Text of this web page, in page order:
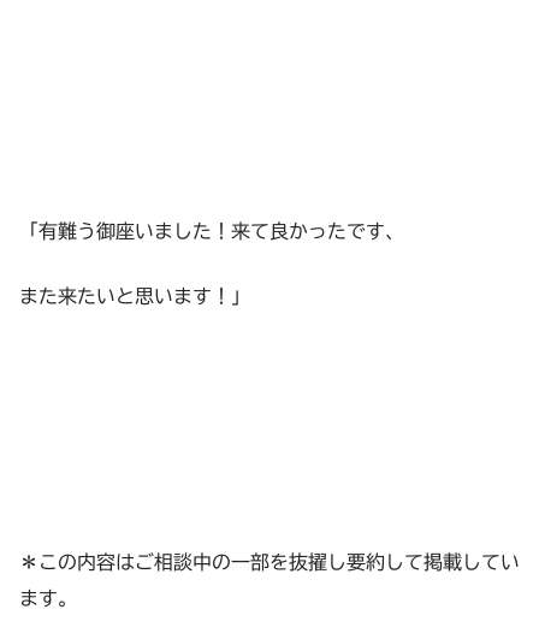
「有難う御座いました！来て良かったです、
また来たいと思います！」
＊この内容はご相談中の一部を抜擢し要約して掲載してい
ます。